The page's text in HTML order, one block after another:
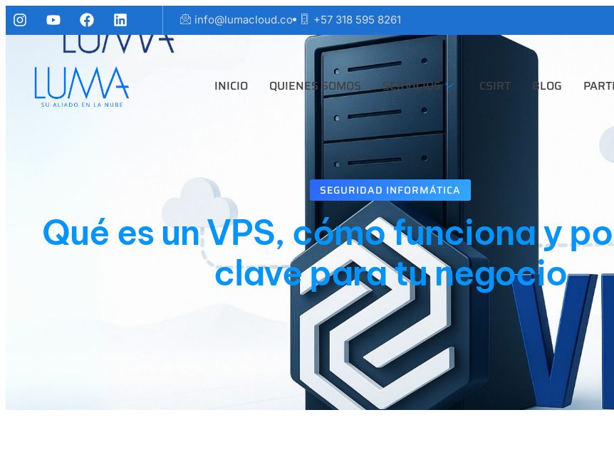
info@lumacloud.co +57 318 595 8261
INICIO QUIENES SOMOS SERVICIOS CSIRT BLOG
SEGURIDAD INFORMÁTICA
Qué es un VPS, cómo funciona y
clave para tu negocio